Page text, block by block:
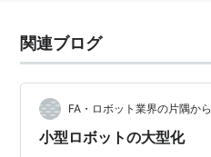
関連ブログ
FA・ロボット業界の片隅から
小型ロボットの大型化